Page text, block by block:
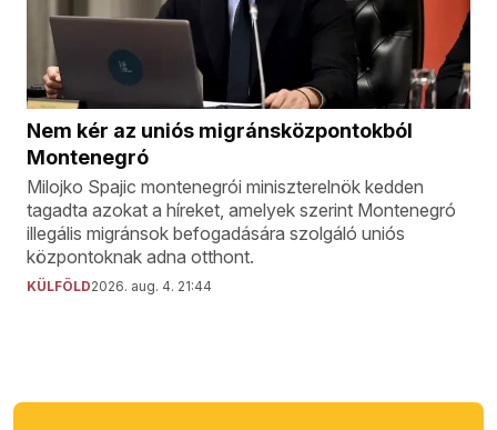
Nem kér az uniós migránsközpontokból
Montenegró
Milojko Spajic montenegrói miniszterelnök kedden
tagadta azokat a híreket, amelyek szerint Montenegró
illegális migránsok befogadására szolgáló uniós
központoknak adna otthont.
KÜLFÖLD2026. aug. 4. 21:44